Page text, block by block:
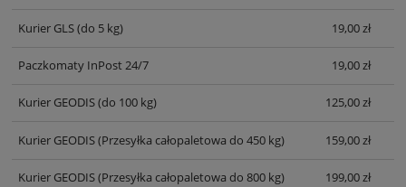
Kurier GLS(do 5 kg) 19,00 zł
Paczkomaty InPost 24/7 19,00 zł
Kurier GEODIS(do 100 kg) 125,00 zł
Kurier GEODIS(Przesyłka całopaletowa do 450 kg) 159,00 zł
Kurier GEODIS(Przesyłka całopaletowa do 800 kg) 199,00 zł